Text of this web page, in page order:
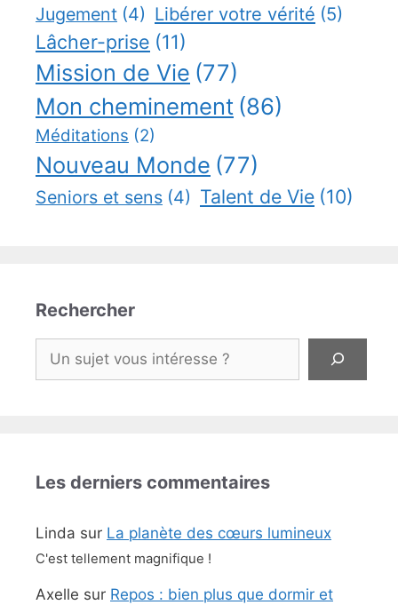
Jugement (4) Libérer votre vérité (5)
Lâcher-prise (11)
Mission de Vie (77)
Mon cheminement (86)
Méditations (2)
Nouveau Monde (77)
Seniors et sens (4) Talent de Vie (10)
Rechercher
Les derniers commentaires
Linda sur La planète des cœurs lumineux
C'est tellement magnifique !
Axelle sur Repos : bien plus que dormir et